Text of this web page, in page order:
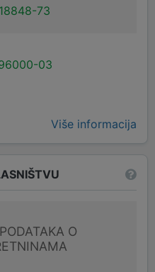
73
03
Više informacija
O